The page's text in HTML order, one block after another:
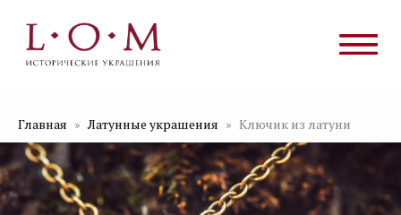
Главная Латунные украшения Ключик из латуни